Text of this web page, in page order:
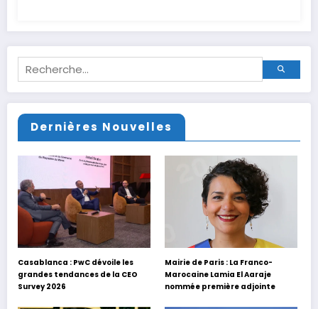
Dernières Nouvelles
Casablanca : PwC dévoile les
grandes tendances de la CEO
Survey 2026
Mairie de Paris : La Franco-
Marocaine Lamia El Aaraje
nommée première adjointe